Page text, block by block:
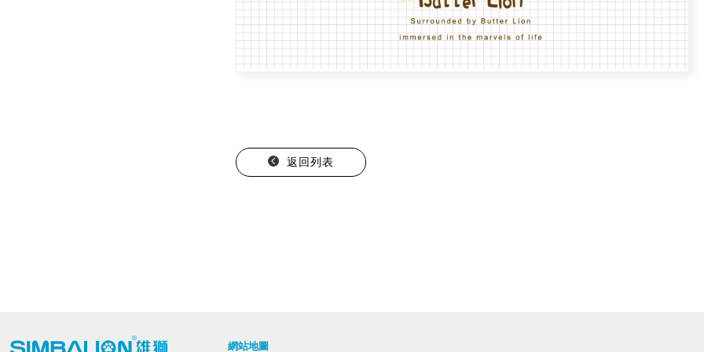
返回列表
網站地圖